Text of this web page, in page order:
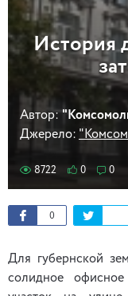
История
Автор:
Джерело:
8722 0 0
0
Для губернской
солидное